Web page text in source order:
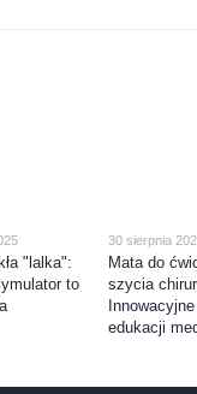
"lalka":
to
30 sierpnia
Mata do
szycia
edukacji